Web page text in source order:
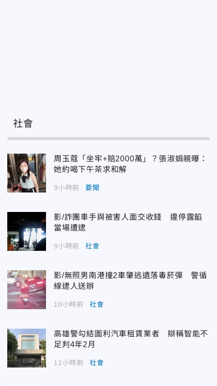
社會
周玉蔻「坐牢+賠2000萬」？張淑娟親曝：
她約喝下午茶求和解
9小時前 要聞
影/詐團車手與被害人面交收錢 違停露餡
當場遭逮
9小時前 社會
影/無照男南港撞2車肇逃遺落毒菸彈 警循
線逮人送辦
10小時前 社會
高雄警勾結圖利汽車租賃業者 辯稱智能不
足判4年2月
11小時前 社會